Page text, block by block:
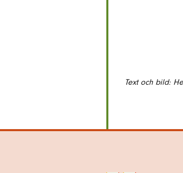
Text och bild: